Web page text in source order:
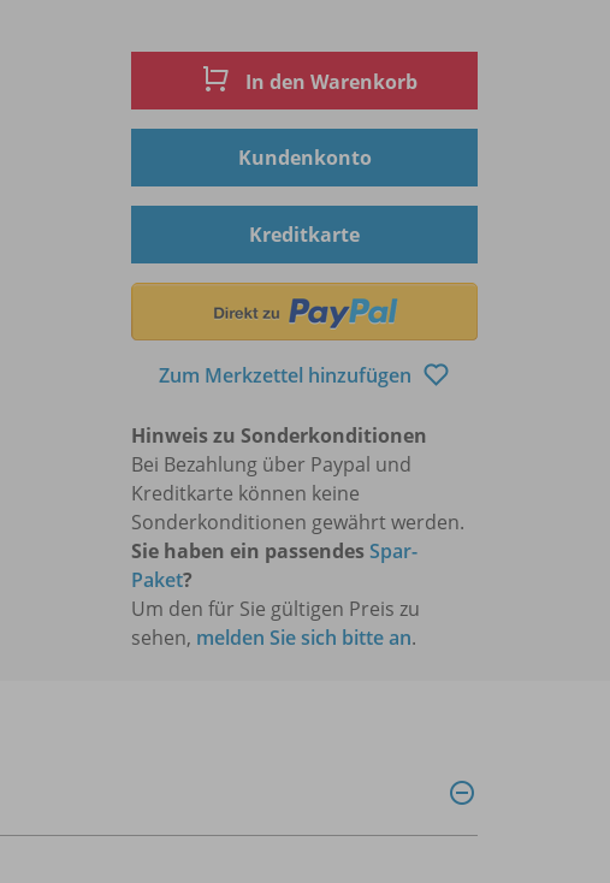
In den Warenkorb
Kundenkonto
Kreditkarte
Zum Merkzettel hinzufügen
Hinweis zu Sonderkonditionen
Bei Bezahlung über Paypal und
Kreditkarte können keine
Sonderkonditionen gewährt werden.
Sie haben ein passendesSpar-
Paket?
Um den für Sie gültigen Preis zu
sehen, melden Sie sich bitte an.